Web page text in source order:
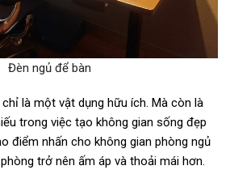
Đèn ngủ để bàn
là một vật dụng hữu ích. Mà còn là
trong việc tạo không gian sống đẹp
điểm nhấn cho không gian phòng ngủ
trở nên ấm áp và thoải mái hơn.